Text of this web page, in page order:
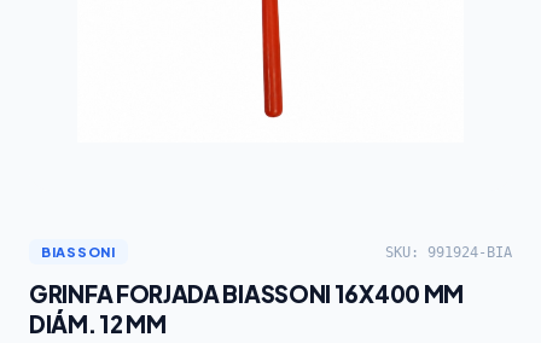
BIASSONI SKU: 991924-BIA
GRINFA FORJADA BIASSONI 16X400 MM
DIÁM. 12 MM